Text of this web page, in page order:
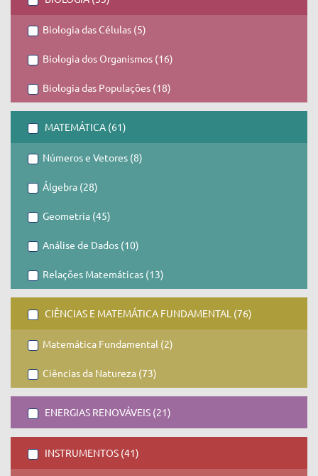
Biologia das Células (5)
Biologia dos Organismos (16)
Biologia das Populações (18)
MATEMÁTICA (61)
Números e Vetores (8)
Álgebra (28)
Geometria (45)
Análise de Dados (10)
Relações Matemáticas (13)
CIÊNCIAS E MATEMÁTICA FUNDAMENTAL (76)
Matemática Fundamental (2)
Ciências da Natureza (73)
ENERGIAS RENOVÁVEIS (21)
INSTRUMENTOS (41)